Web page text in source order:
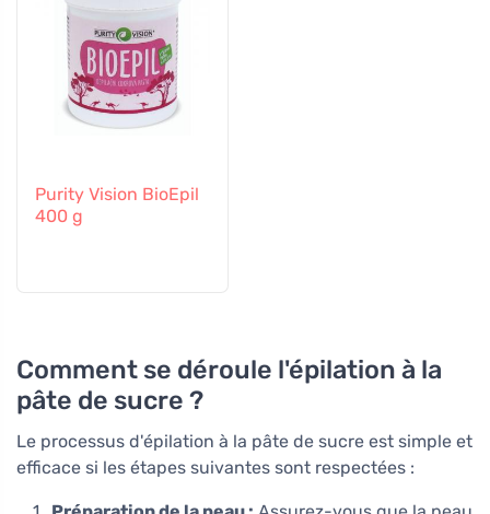
Purity Vision BioEpil
400 g
Comment se déroule l'épilation à la
pâte de sucre ?
Le processus d'épilation à la pâte de sucre est simple et
efficace si les étapes suivantes sont respectées :